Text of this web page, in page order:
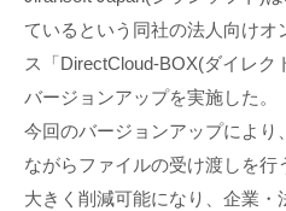
ているという同社の法人向け
ス「DirectCloud-BOX(ダイレ
バージョンアップを実施した。
今回のバージョンアップにより
ながらファイルの受け渡しを
大きく削減可能になり、企業・